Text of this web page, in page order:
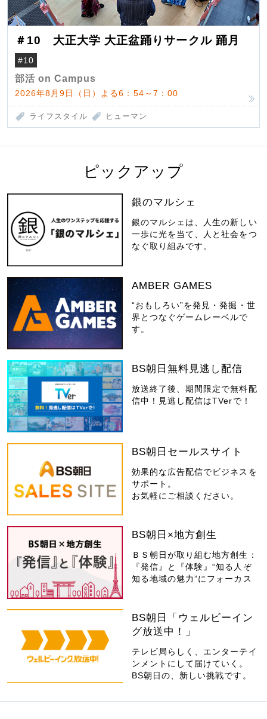
＃10 大正大学 大正盆踊りサークル 踊月
#10
部活 on Campus
2026年8月9日（日）よる6：54～7：00
ライフスタイル ヒューマン
ピックアップ
銀のマルシェ
銀のマルシェは、人生の新しい
一歩に光を当て、人と社会をつ
なぐ取り組みです。
AMBER GAMES
“おもしろい”を発見・発掘・世
界とつなぐゲームレーベルで
す。
BS朝日無料見逃し配信
放送終了後、期間限定で無料配
信中！見逃し配信はTVerで！
BS朝日セールスサイト
効果的な広告配信でビジネスを
サポート。
お気軽にご相談ください。
BS朝日×地方創生
ＢＳ朝日が取り組む地方創生：
『発信』と『体験』“知る人ぞ
知る地域の魅力”にフォーカス
BS朝日「ウェルビーイン
グ放送中！」
テレビ局らしく、エンターテイ
ンメントにして届けていく。
BS朝日の、新しい挑戦です。